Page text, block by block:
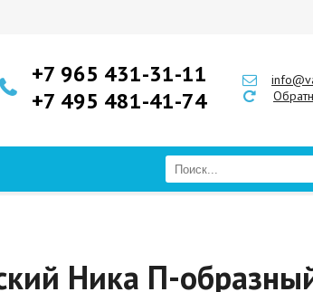
+7 965 431-31-11
+7 495 481-41-74
Ника П-